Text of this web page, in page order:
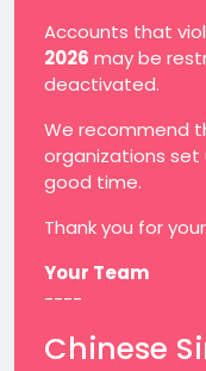
Accounts that
2026 may be
deactivated.
We recommend
organizations set
good time.
Thank you for
Your Team
----
Chinese